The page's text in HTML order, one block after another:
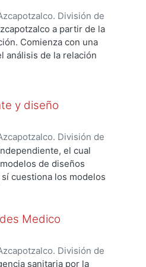
para la
diseño.
División de
Camacho, Genaro; Cantú
a partir de la
Comienza con una
análisis de la relación
para comprender
diversas
no de manera
de algunos
y diseño
División de
Camacho, Genaro;Arce
el cual
de diseños
cuestiona los modelos
de entrevistas a
independientes logran
se concibe al
es posible vislumbrar:
Medico
División de
Camacho, Genaro;
sanitaria por la